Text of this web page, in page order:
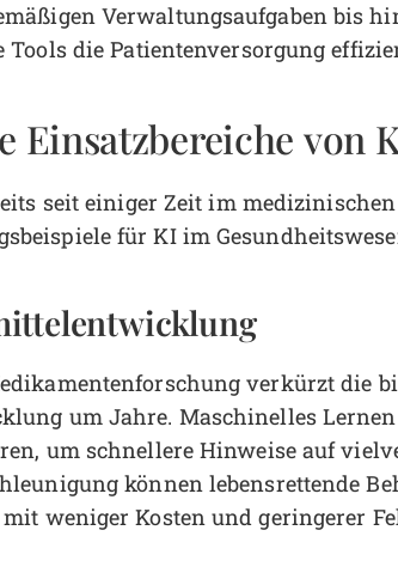
Verwaltungsaufgaben bis
Tools die Patientenversorgung
Einsatzbereiche von
seit einiger Zeit im
für KI im
verkürzt die
um Jahre. Maschinelles
um schnellere Hinweise auf
können lebensrettende
weniger Kosten und geringerer